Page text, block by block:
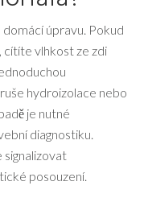
úpravu. Pokud
cítíte vlhkost ze zdi
hydroizolace nebo
je nutné
diagnostiku.
signalizovat
posouzení.